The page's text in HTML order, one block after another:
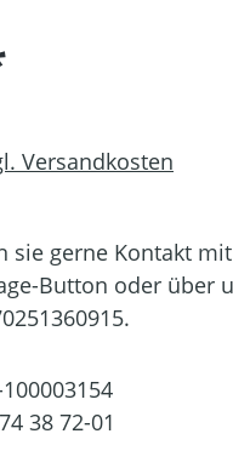
Versandkosten
sie gerne Kontakt
Button oder über
100003154
38 72-01